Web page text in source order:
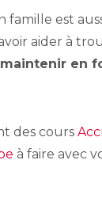
famille est
aider à
en
des cours
à faire avec